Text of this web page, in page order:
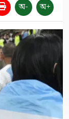
অ- অ+